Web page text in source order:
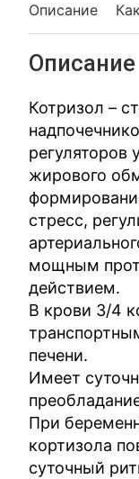
Описание
Описание
Котризол –
регуляторов
жирового
стресс,
мощным
действием.
В крови 3/4
печени.
Имеет
При
кортизола
суточный